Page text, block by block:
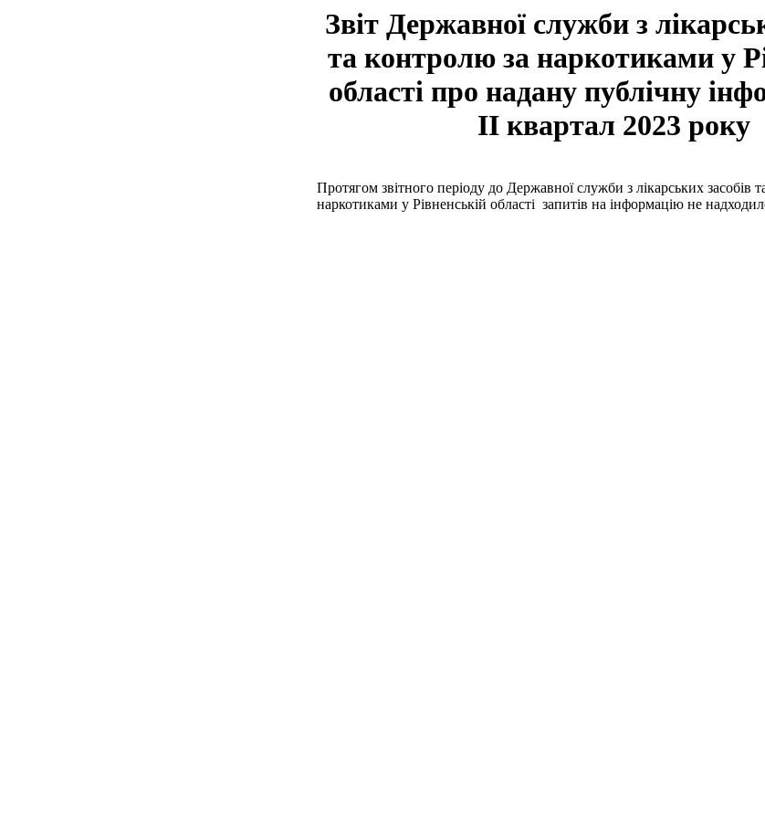
Звіт Державної служби з
та контролю за наркотиками у
області про надану публічну
II квартал 2023 року
Протягом звітного періоду до Державної служби з лікарських засобів
наркотиками у Рівненській області запитів на інформацію не